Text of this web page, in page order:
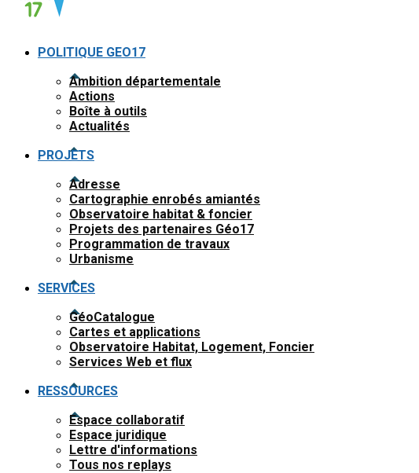
POLITIQUE GEO17
Ambition départementale
Actions
Boîte à outils
Actualités
PROJETS
Adresse
Cartographie enrobés amiantés
Observatoire habitat & foncier
Projets des partenaires Géo17
Programmation de travaux
Urbanisme
SERVICES
GéoCatalogue
Cartes et applications
Observatoire Habitat, Logement, Foncier
Services Web et flux
RESSOURCES
Espace collaboratif
Espace juridique
Lettre d'informations
Tous nos replays